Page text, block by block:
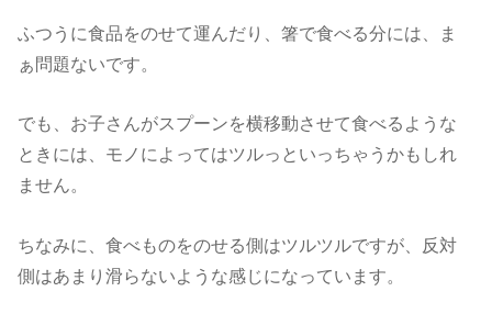
ふつうに食品をのせて運んだり、箸で食べる分には、ま
ぁ問題ないです。
でも、お子さんがスプーンを横移動させて食べるような
ときには、モノによってはツルっといっちゃうかもしれ
ません。
ちなみに、食べものをのせる側はツルツルですが、反対
側はあまり滑らないような感じになっています。